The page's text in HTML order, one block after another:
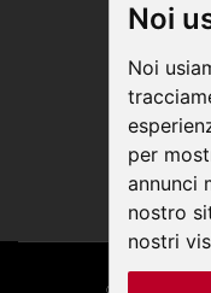
Noi
Noi
per
annunci
nostro
nostri